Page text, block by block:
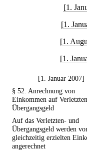
[1.
[1.
[1.
[1.
[1. Januar 2007]
§ 52. Anrechnung von
Einkommen auf
Übergangsgeld
Auf das Verletzten- und
Übergangsgeld werden
gleichzeitig erzielten
angerechnet